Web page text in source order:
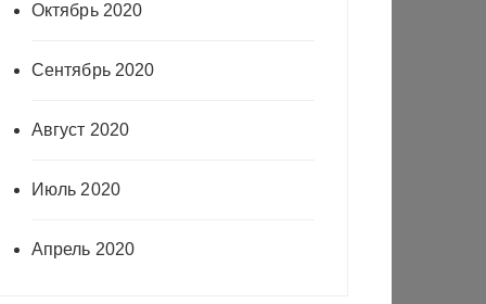
Октябрь 2020
Сентябрь 2020
Август 2020
Июль 2020
Апрель 2020